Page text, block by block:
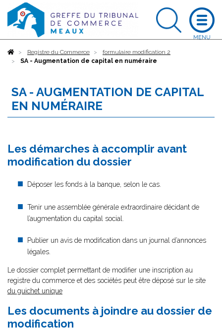
AccueilRegistre du Commerce
formulaire modification 2
SA - Augmentation de capital en numéraire
SA - AUGMENTATION DE CAPITAL
EN NUMÉRAIRE
Les démarches à accomplir avant
modification du dossier
Déposer les fonds à la banque, selon le cas.
Tenir une assemblée générale extraordinaire décidant de
l’augmentation du capital social.
Publier un avis de modification dans un journal d’annonces
légales.
Le dossier complet permettant de modifier une inscription au
registre du commerce et des sociétés peut être déposé sur le site
du guichet unique
Les documents à joindre au dossier de
modification